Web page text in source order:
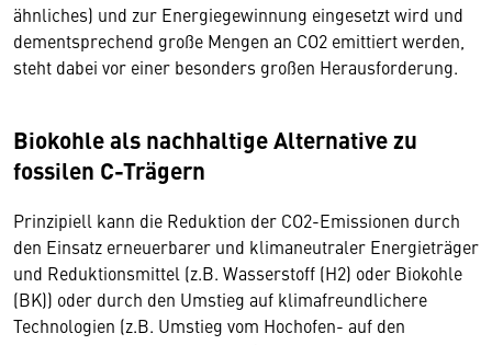
ähnliches) und zur Energiegewinnung eingesetzt wird und
dementsprechend große Mengen an CO2 emittiert werden,
steht dabei vor einer besonders großen Herausforderung.
Biokohle als nachhaltige Alternative zu
fossilen C-Trägern
Prinzipiell kann die Reduktion der CO2-Emissionen durch
den Einsatz erneuerbarer und klimaneutraler Energieträger
und Reduktionsmittel (z.B. Wasserstoff (H2) oder Biokohle
(BK)) oder durch den Umstieg auf klimafreundlichere
Technologien (z.B. Umstieg vom Hochofen- auf den